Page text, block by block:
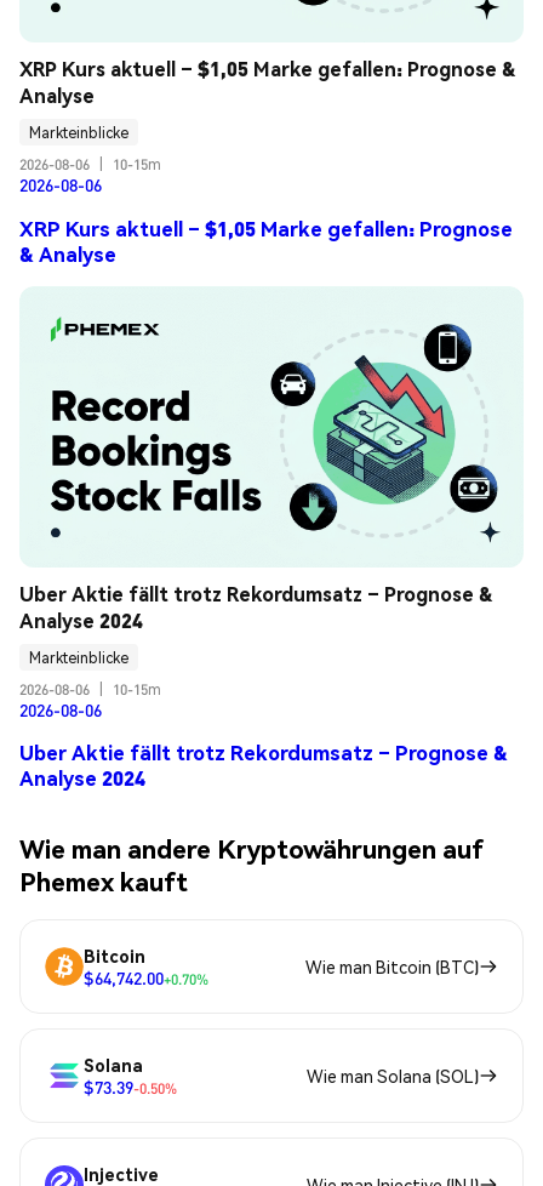
XRP Kurs aktuell – $1,05 Marke gefallen: Prognose &
Analyse
Markteinblicke
2026-08-06
10-15m
2026-08-06
XRP Kurs aktuell – $1,05 Marke gefallen: Prognose
& Analyse
Uber Aktie fällt trotz Rekordumsatz – Prognose &
Analyse 2024
Markteinblicke
2026-08-06
10-15m
2026-08-06
Uber Aktie fällt trotz Rekordumsatz – Prognose &
Analyse 2024
Wie man andere Kryptowährungen auf
Phemex kauft
Bitcoin
$64,742.00+0.70%
Wie man Bitcoin (BTC)
Solana
$73.39-0.50%
Wie man Solana (SOL)
Injective